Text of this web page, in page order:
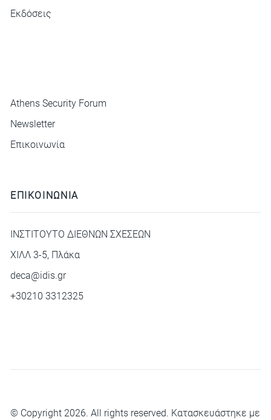
Εκδόσεις
Athens Security Forum
Newsletter
Επικοινωνία
ΕΠΙΚΟΙΝΩΝΙΑ
ΙΝΣΤΙΤΟΥΤΟ ΔΙΕΘΝΩΝ ΣΧΕΣΕΩΝ
ΧΙΛΛ 3-5, Πλάκα
deca@idis.gr
+30210 3312325
© Copyright 2026. All rights reserved. Κατασκευάστηκε με